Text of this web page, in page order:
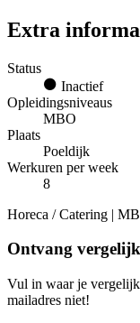
Extra
Status
Inactief
Opleidingsniveaus
MBO
Plaats
Poeldijk
Werkuren per week
8
Horeca / Catering |
Ontvang
Vul in waar je
mailadres niet!